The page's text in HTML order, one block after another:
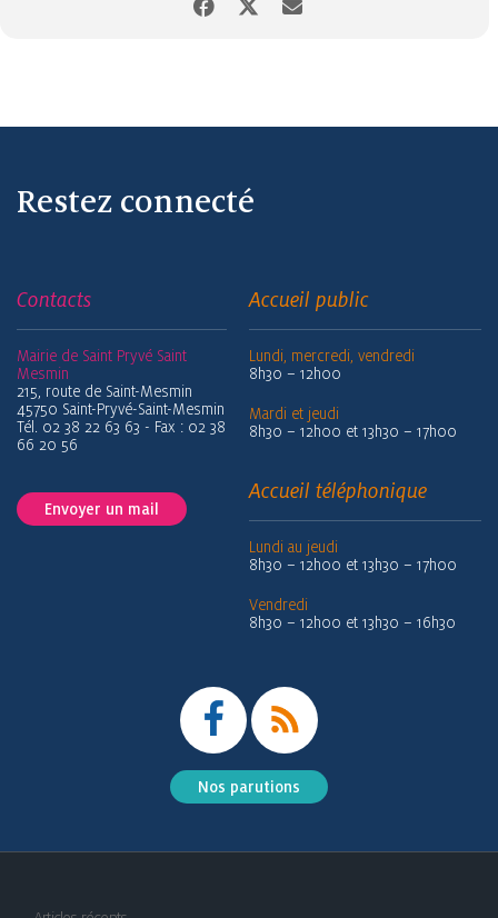
Restez connecté
Contacts
Mairie de Saint Pryvé Saint
Mesmin
215, route de Saint-Mesmin
45750 Saint-Pryvé-Saint-Mesmin
Tél. 02 38 22 63 63 - Fax : 02 38
66 20 56
Envoyer un mail
Accueil public
Lundi, mercredi, vendredi
8h30 – 12h00
Mardi et jeudi
8h30 – 12h00 et 13h30 – 17h00
Accueil téléphonique
Lundi au jeudi
8h30 – 12h00 et 13h30 – 17h00
Vendredi
8h30 – 12h00 et 13h30 – 16h30
Nos parutions